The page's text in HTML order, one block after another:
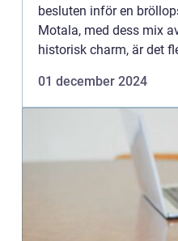
besluten inför en
Motala, med dess mix
historisk charm, är det
01 december 2024